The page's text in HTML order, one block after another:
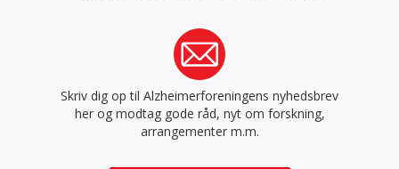
Skriv dig op til Alzheimerforeningens nyhedsbrev
her og modtag gode råd, nyt om forskning,
arrangementer m.m.